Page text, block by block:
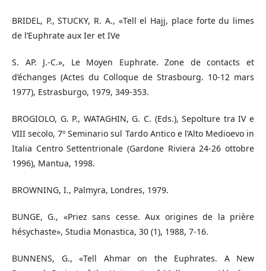
BRIDEL, P., STUCKY, R. A., «Tell el Hajj, place forte du limes
de l’Euphrate aux Ier et IVe
S. AP. J.-C.», Le Moyen Euphrate. Zone de contacts et
d’échanges (Actes du Colloque de Strasbourg. 10-12 mars
1977), Estrasburgo, 1979, 349-353.
BROGIOLO, G. P., WATAGHIN, G. C. (Eds.), Sepolture tra IV e
VIII secolo, 7º Seminario sul Tardo Antico e l’Alto Medioevo in
Italia Centro Settentrionale (Gardone Riviera 24-26 ottobre
1996), Mantua, 1998.
BROWNING, I., Palmyra, Londres, 1979.
BUNGE, G., «Priez sans cesse. Aux origines de la prière
hésychaste», Studia Monastica, 30 (1), 1988, 7-16.
BUNNENS, G., «Tell Ahmar on the Euphrates. A New